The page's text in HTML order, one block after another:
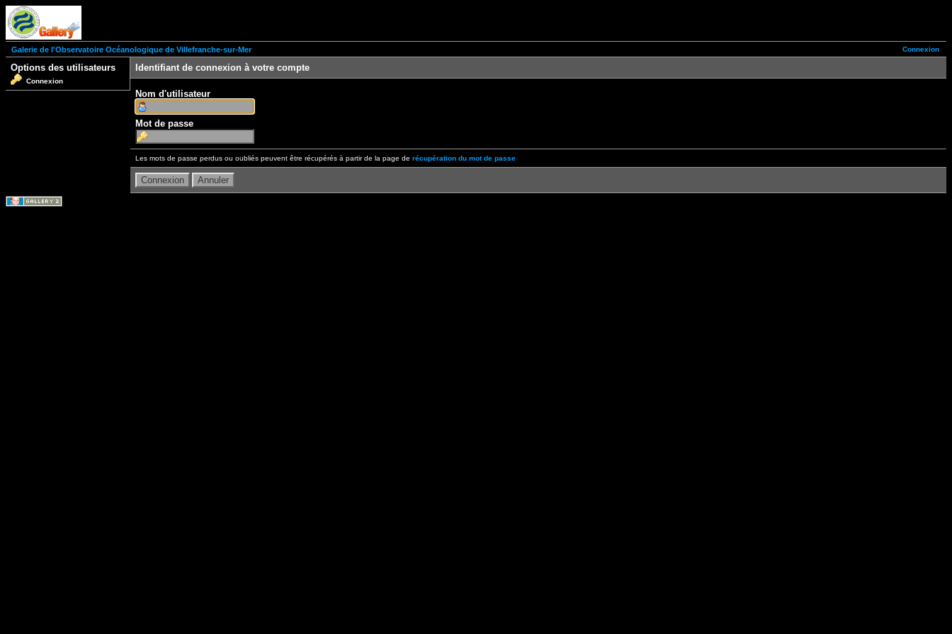
Connexion
Galerie de l'Observatoire Océanologique de Villefranche-sur-Mer
Options des utilisateurs
Connexion
Identifiant de connexion à votre compte
Nom d'utilisateur
Mot de passe
Les mots de passe perdus ou oubliés peuvent être récupérés à partir de la page de récupération du mot de passe